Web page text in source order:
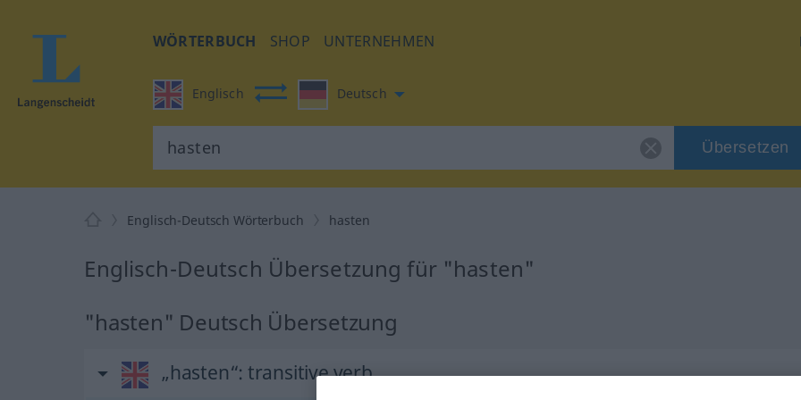
WÖRTERBUCH SHOP UNTERNEHMEN
Englisch Deutsch
Übersetzen
Englisch-Deutsch Wörterbuch hasten
Englisch-Deutsch Übersetzung für "hasten"
"hasten" Deutsch Übersetzung
„hasten“: transitive verb